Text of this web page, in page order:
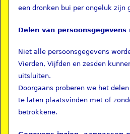
een dronken bui per ongeluk zijn
Delen van persoonsgegevens
Niet alle persoonsgegevens
Vierden, Vijfden en zesden
uitsluiten.
Doorgaans proberen we het
te laten plaatsvinden met of
betrokkene.